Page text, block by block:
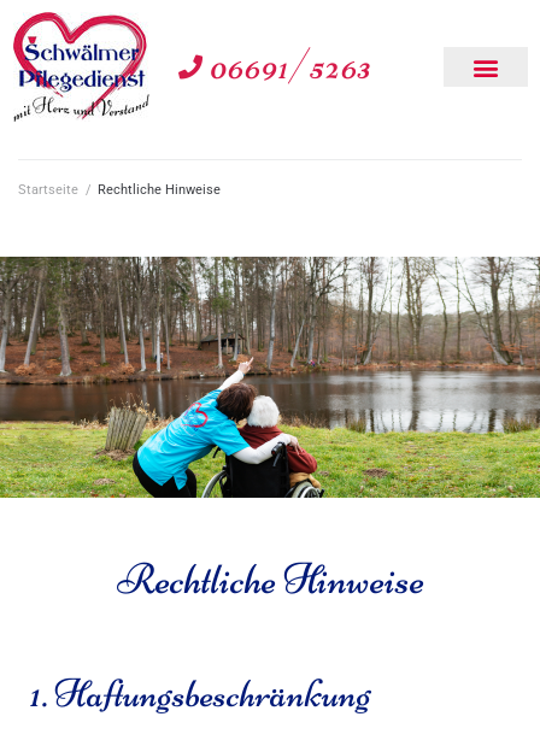
06691/5263
Startseite / Rechtliche Hinweise
Rechtliche Hinweise
1. Haftungsbeschränkung